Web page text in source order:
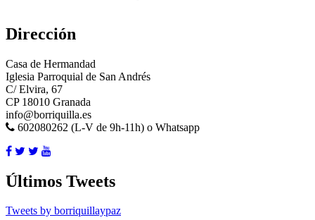
Dirección
Casa de Hermandad
Iglesia Parroquial de San Andrés
C/ Elvira, 67
CP 18010 Granada
info@borriquilla.es
602080262 (L-V de 9h-11h) o Whatsapp
Últimos Tweets
Tweets by borriquillaypaz